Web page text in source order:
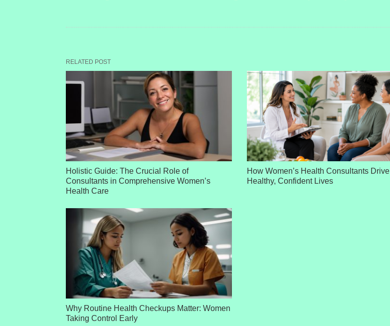
RELATED POST
Holistic Guide: The Crucial Role of
Consultants in Comprehensive Women’s
Health Care
How Women’s Health Consultants Drive
Healthy, Confident Lives
Why Routine Health Checkups Matter: Women
Taking Control Early